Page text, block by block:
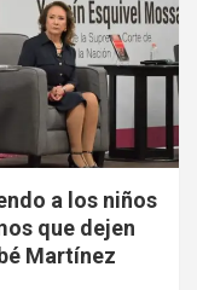
a los niños
que dejen
Martínez